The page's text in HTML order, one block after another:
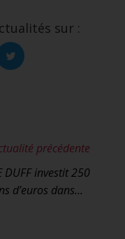
sur :
précédente
DUFF investit 250
d’euros dans...